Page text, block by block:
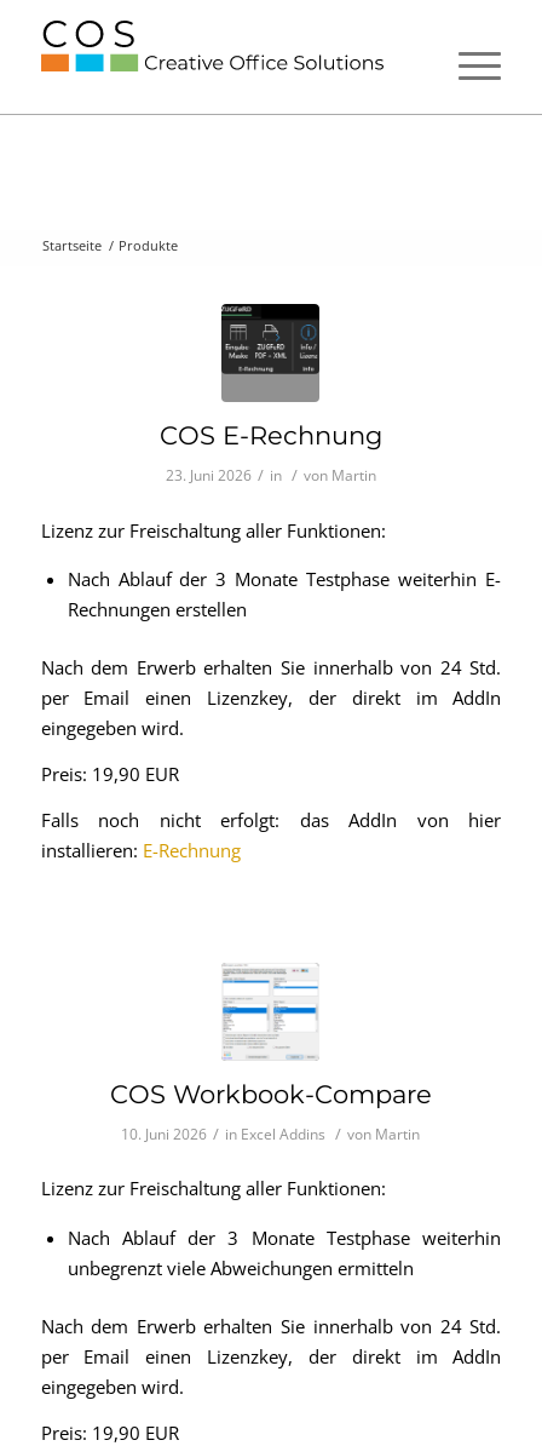
Startseite / Produkte
COS E-Rechnung
23. Juni 2026 / in / von Martin
Lizenz zur Freischaltung aller Funktionen:
Nach Ablauf der 3 Monate Testphase weiterhin E-
Rechnungen erstellen
Nach dem Erwerb erhalten Sie innerhalb von 24 Std.
per Email einen Lizenzkey, der direkt im AddIn
eingegeben wird.
Preis: 19,90 EUR
Falls noch nicht erfolgt: das AddIn von hier
installieren: E-Rechnung
COS Workbook-Compare
10. Juni 2026 / in Excel Addins / von Martin
Lizenz zur Freischaltung aller Funktionen:
Nach Ablauf der 3 Monate Testphase weiterhin
unbegrenzt viele Abweichungen ermitteln
Nach dem Erwerb erhalten Sie innerhalb von 24 Std.
per Email einen Lizenzkey, der direkt im AddIn
eingegeben wird.
Preis: 19,90 EUR